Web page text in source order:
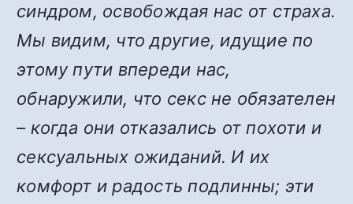
синдром, освобождая нас от страха.
Мы видим, что другие, идущие по
этому пути впереди нас,
обнаружили, что секс не обязателен
– когда они отказались от похоти и
сексуальных ожиданий. И их
комфорт и радость подлинны; эти